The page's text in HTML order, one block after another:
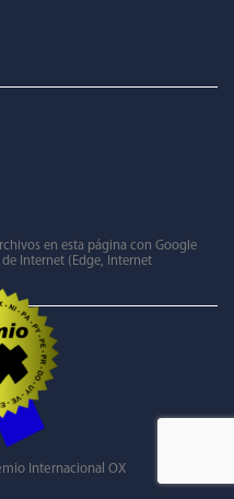
en esta página con Google
Internet (Edge, Internet
Internacional OX